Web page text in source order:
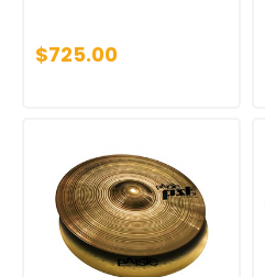
$725.00